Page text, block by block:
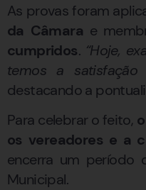
As provas foram
da Câmara e
cumpridos. “Hoje,
temos a
destacando a
Para celebrar o feito,
os vereadores e a
encerra um período
Municipal.